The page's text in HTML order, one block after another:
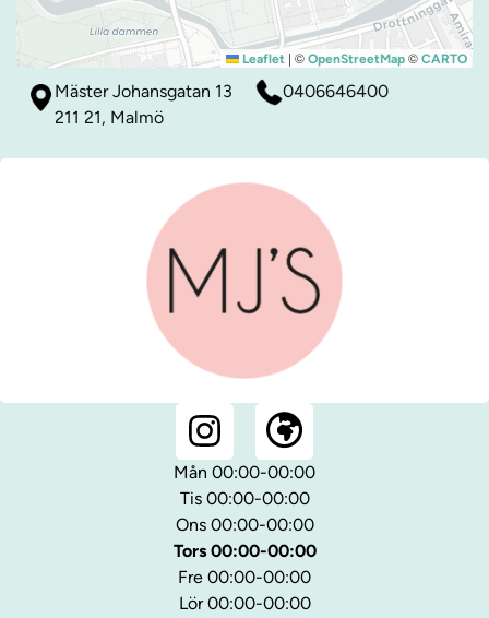
Leaflet | © OpenStreetMap © CARTO
Mäster Johansgatan 13
211 21, Malmö
0406646400
Mån 00:00-00:00
Tis 00:00-00:00
Ons 00:00-00:00
Tors 00:00-00:00
Fre 00:00-00:00
Lör 00:00-00:00